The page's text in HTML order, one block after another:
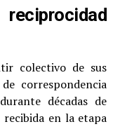
colectivo de sus
correspondencia
décadas de
en la etapa